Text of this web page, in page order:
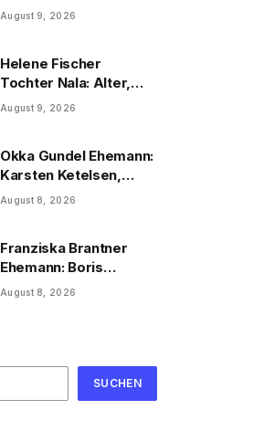
Bruder wirklich?
August 9, 2026
Helene Fischer
Tochter Nala: Alter,
Schwester & Familie
August 9, 2026
Okka Gundel Ehemann:
Karsten Ketelsen,
Beruf & Kinder
August 8, 2026
Franziska Brantner
Ehemann: Boris
Palmer, Tochter &
August 8, 2026
SUCHEN